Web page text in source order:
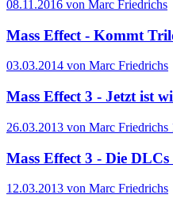
08.11.2016 von Marc Friedrichs
Mass Effect - Kommt
03.03.2014 von Marc Friedrichs
Mass Effect 3 - Jetzt ist
26.03.2013 von Marc Friedrichs
Mass Effect 3 - Die DLCs
12.03.2013 von Marc Friedrichs